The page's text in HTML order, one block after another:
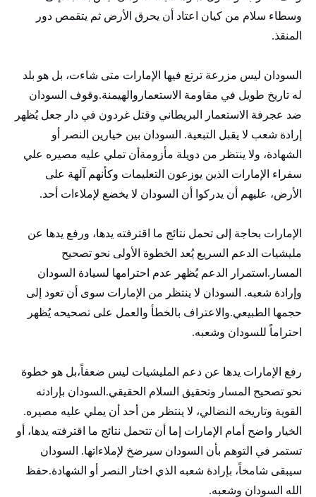
وسطاء سلام من كيان اعتاد أن يحرق الأرض ثم يتقمص دور
المنقذ.
السودان ليس مزرعة ترتع فيها الإمارات متى شاءت، بل هو بلد
له تاريخ طويل في مقاومة الاستعماروالهيمنة.وقوف السودان
ضد عجرفة الاستعمار البريطاني وقتل غردون في دار جعل يُظهر
إرادة شعب لا يقبل التبعية. السودان بين خيارين النصر أو
الشهادة، ولا ينتظر من دويلة مأزومةأن تملي عليه مصيره علي
سفراء الإمارات الذين يوزعون التعليمات وكأنهم آلهة على
الأرض، عليهم أن يدركوا أن السودان لا يخضع لإملاءات أحد.
الإمارات بحاجة إلى تحمل نتائج ما اقترفته يدها، ورفع يدها عن
مليشيات الدعم السريع يُعد الخطوة الأولى نحو تصحيح
المسار.استمرار الدعم يُظهر عدم احترامها لسيادة السودان
وإرادة شعبه. السودان لا ينتظر من الإمارات سوى أن تعود إلى
حجمها الطبيعي.والاعتراف بالخطأ والعمل على تصحيحه يُظهر
احتراماً للسودان وشعبه.
رفع الإمارات يدها عن دعم المليشيات ليس ضعفاً،بل هو خطوة
نحو تصحيح المسار وتحقيق السلام الحقيقي.السودان بإرادته
القوية وتاريخه النضالي، لا ينتظر من أحد أن يملي عليه مصيره.
الخيار واضح أمام الإمارات إما أن تتحمل نتائج ما اقترفته يدها، أو
تستمر في التوهم بأن السودان سيرضخ لإملاءاتها. السودان
سيبقى شامخاً، بإرادة شعبه الذي اختار النصر أو الشهادة.حفظ
الله السودان وشعبه.